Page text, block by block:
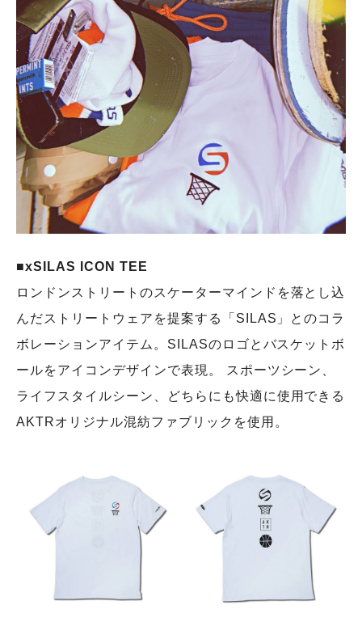
■xSILAS ICON TEE
ロンドンストリートのスケーターマインドを落とし込
んだストリートウェアを提案する「SILAS」とのコラ
ボレーションアイテム。SILASのロゴとバスケットボ
ールをアイコンデザインで表現。 スポーツシーン、
ライフスタイルシーン、どちらにも快適に使用できる
AKTRオリジナル混紡ファブリックを使用。